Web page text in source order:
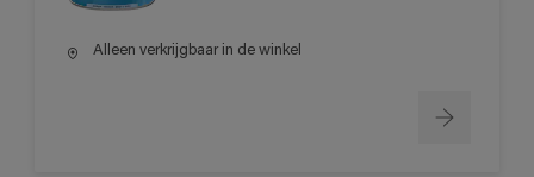
Alleen verkrijgbaar in de winkel